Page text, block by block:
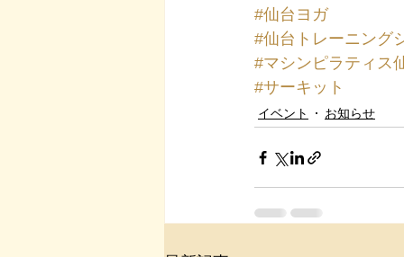
#仙台ヨガ
#仙台トレーニング
#マシンピラティス
#サーキット
イベント お知らせ